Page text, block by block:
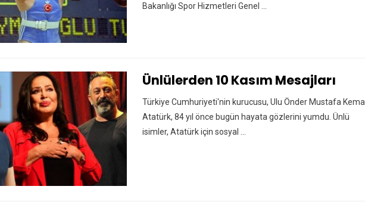
Bakanlığı Spor Hizmetleri Genel ...
Ünlülerden 10 Kasım Mesajları
Türkiye Cumhuriyeti'nin kurucusu, Ulu Önder Mustafa Kemal
Atatürk, 84 yıl önce bugün hayata gözlerini yumdu. Ünlü
isimler, Atatürk için sosyal ...